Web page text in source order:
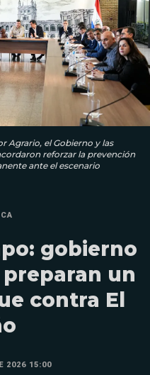
Agrario, el Gobierno y las
reforzar la prevención
ante el escenario
gobierno
un
contra El
2026 15:00